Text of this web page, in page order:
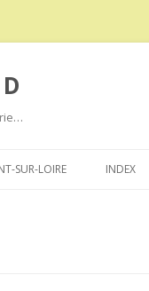
SUR-LOIRE INDEX